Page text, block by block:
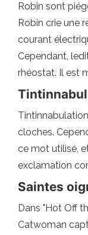
Robin sont
Robin crie une
courant
Cependant,
rhéostat. Il est
cloches.
ce mot utilisé,
exclamation
Saintes
Dans "Hot Off
Catwoman